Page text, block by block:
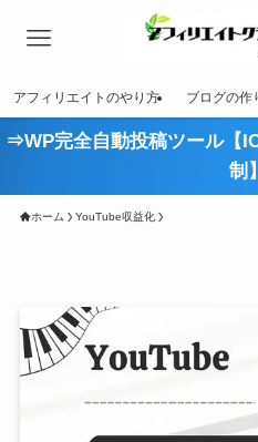
アフィリエイトのやり方 ブログの作
⇒WP完全自動投稿ツール【
制】
ホーム YouTube収益化